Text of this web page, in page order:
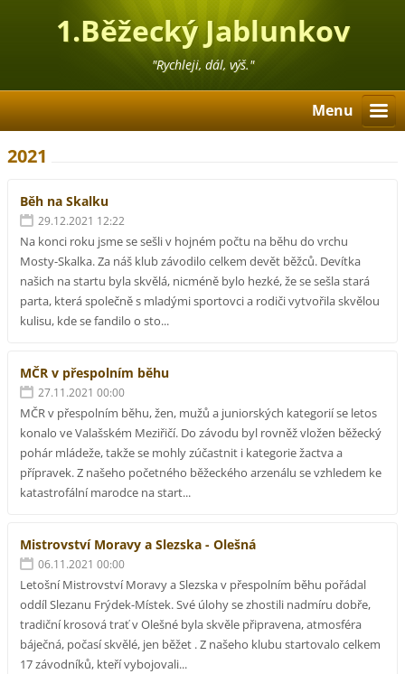
1.Běžecký Jablunkov
"Rychleji, dál, výš."
Menu
2021
Běh na Skalku
29.12.2021 12:22
Na konci roku jsme se sešli v hojném počtu na běhu do vrchu
Mosty-Skalka. Za náš klub závodilo celkem devět běžců. Devítka
našich na startu byla skvělá, nicméně bylo hezké, že se sešla stará
parta, která společně s mladými sportovci a rodiči vytvořila skvělou
kulisu, kde se fandilo o sto...
MČR v přespolním běhu
27.11.2021 00:00
MČR v přespolním běhu, žen, mužů a juniorských kategorií se letos
konalo ve Valašském Meziřičí. Do závodu byl rovněž vložen běžecký
pohár mládeže, takže se mohly zúčastnit i kategorie žactva a
přípravek. Z našeho početného běžeckého arzenálu se vzhledem ke
katastrofální marodce na start...
Mistrovství Moravy a Slezska - Olešná
06.11.2021 00:00
Letošní Mistrovství Moravy a Slezska v přespolním běhu pořádal
oddíl Slezanu Frýdek-Místek. Své úlohy se zhostili nadmíru dobře,
tradiční krosová trať v Olešné byla skvěle připravena, atmosféra
báječná, počasí skvělé, jen běžet . Z našeho klubu startovalo celkem
17 závodníků, kteří vybojovali...